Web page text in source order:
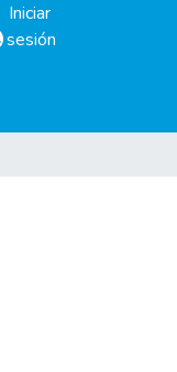
Iniciar
sesión